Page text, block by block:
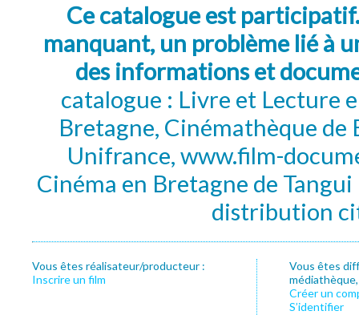
Ce catalogue est
manquant, un problème lié à
des informations et
catalogue : Livre et Lecture
Bretagne, Cinémathèque de
Unifrance, www.film-
Cinéma en Bretagne de
distribution
Vous êtes réalisateur/producteur :
Inscrire un film
Vous êtes
Créer un
S’identifier